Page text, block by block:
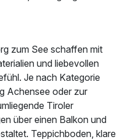
zum See schaffen mit
und liebevollen
Je nach Kategorie
Achensee oder zur
Tiroler
über einen Balkon und
Teppichboden, klare